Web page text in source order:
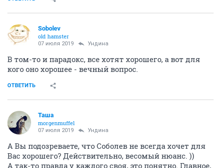
НГС.Форум
Настоящий летний дозор
204326 1000